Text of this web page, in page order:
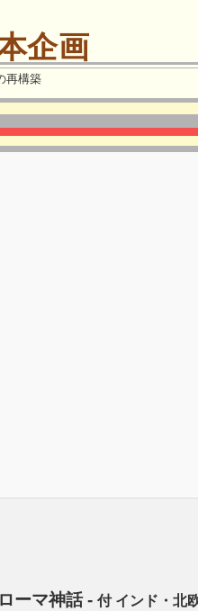
企画
再構築
ーマ神話 - 付 インド・北